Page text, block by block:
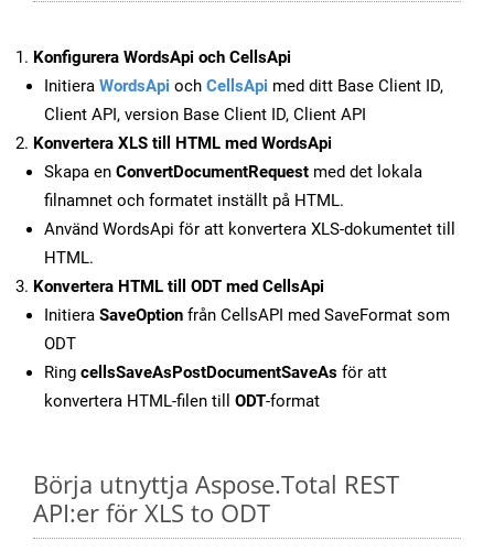
Konfigurera WordsApi och CellsApi
Initiera WordsApi och CellsApi med ditt Base Client ID,
Client API, version Base Client ID, Client API
Konvertera XLS till HTML med WordsApi
Skapa en ConvertDocumentRequest med det lokala
filnamnet och formatet inställt på HTML.
Använd WordsApi för att konvertera XLS-dokumentet till
HTML.
Konvertera HTML till ODT med CellsApi
Initiera SaveOption från CellsAPI med SaveFormat som
ODT
Ring cellsSaveAsPostDocumentSaveAs för att
konvertera HTML-filen till ODT-format
Börja utnyttja Aspose.Total REST
API:er för XLS to ODT